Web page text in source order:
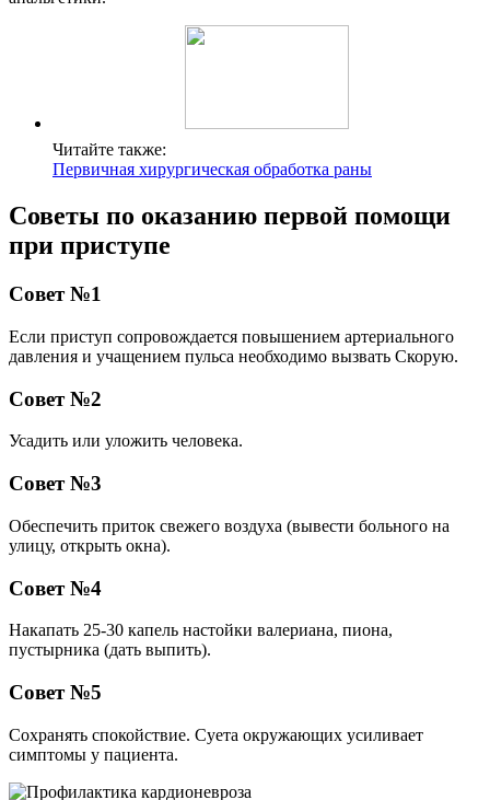
Читайте также:
Первичная хирургическая обработка раны
Советы по оказанию первой помощи
при приступе
Совет №1
Если приступ сопровождается повышением артериального
давления и учащением пульса необходимо вызвать Скорую.
Совет №2
Усадить или уложить человека.
Совет №3
Обеспечить приток свежего воздуха (вывести больного на
улицу, открыть окна).
Совет №4
Накапать 25-30 капель настойки валериана, пиона,
пустырника (дать выпить).
Совет №5
Сохранять спокойствие. Суета окружающих усиливает
симптомы у пациента.